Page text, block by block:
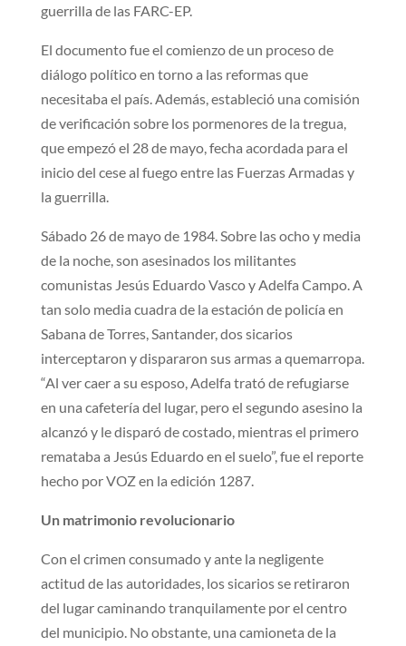
guerrilla de las FARC-EP.
El documento fue el comienzo de un proceso de
diálogo político en torno a las reformas que
necesitaba el país. Además, estableció una comisión
de verificación sobre los pormenores de la tregua,
que empezó el 28 de mayo, fecha acordada para el
inicio del cese al fuego entre las Fuerzas Armadas y
la guerrilla.
Sábado 26 de mayo de 1984. Sobre las ocho y media
de la noche, son asesinados los militantes
comunistas Jesús Eduardo Vasco y Adelfa Campo. A
tan solo media cuadra de la estación de policía en
Sabana de Torres, Santander, dos sicarios
interceptaron y dispararon sus armas a quemarropa.
“Al ver caer a su esposo, Adelfa trató de refugiarse
en una cafetería del lugar, pero el segundo asesino la
alcanzó y le disparó de costado, mientras el primero
remataba a Jesús Eduardo en el suelo”, fue el reporte
hecho por VOZ en la edición 1287.
Un matrimonio revolucionario
Con el crimen consumado y ante la negligente
actitud de las autoridades, los sicarios se retiraron
del lugar caminando tranquilamente por el centro
del municipio. No obstante, una camioneta de la